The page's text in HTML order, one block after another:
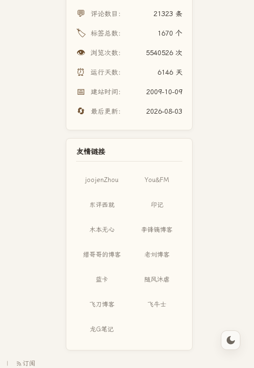
💬 评论数目： 21323 条
🏷️ 标签总数： 1670 个
👁️ 浏览次数： 5540526 次
⏰ 运行天数： 6146 天
📅 建站时间： 2009-10-09
🔄 最后更新： 2026-08-03
友情链接
joojenZhou You&FM
东评西就 印记
木本无心 李锋镝博客
缙哥哥的博客 老刘博客
蓝卡 随风沐虐
飞刀博客 飞牛士
龙G笔记
订阅